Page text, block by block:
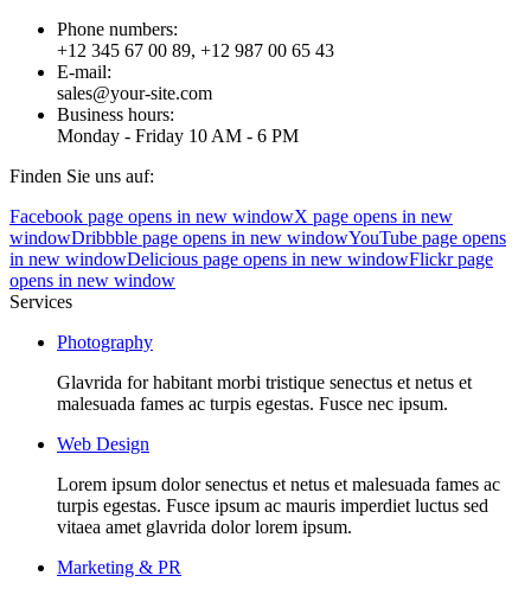
Phone numbers:
+12 345 67 00 89, +12 987 00 65 43
E-mail:
sales@your-site.com
Business hours:
Monday - Friday 10 AM - 6 PM
Finden Sie uns auf:
Facebook page opens in new windowX page opens in new
windowDribbble page opens in new windowYouTube page opens
in new windowDelicious page opens in new windowFlickr page
opens in new window
Services
Photography
Glavrida for habitant morbi tristique senectus et netus et
malesuada fames ac turpis egestas. Fusce nec ipsum.
Web Design
Lorem ipsum dolor senectus et netus et malesuada fames ac
turpis egestas. Fusce ipsum ac mauris imperdiet luctus sed
vitaea amet glavrida dolor lorem ipsum.
Marketing & PR